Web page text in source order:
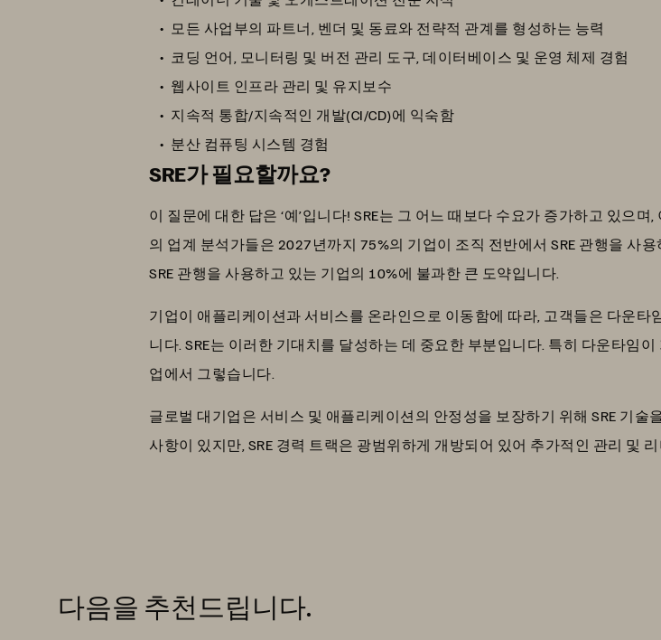
모든 사업부의 파트너, 벤더 및 동료와 전략적 관계를 형성하는 능력
코딩 언어, 모니터링 및 버전 관리 도구, 데이터베이스 및 운영 체제 경험
웹사이트 인프라 관리 및 유지보수
지속적 통합/지속적인 개발(CI/CD)에 익숙함
분산 컴퓨팅 시스템 경험
SRE가 필요할까요?
이 질문에 대한 답은 ‘예’입니다! SRE는 그 어느 때보다 수요가 증가하고 있으
의 업계 분석가들은 2027년까지 75%의 기업이 조직 전반에서 SRE 관행을 사
SRE 관행을 사용하고 있는 기업의 10%에 불과한 큰 도약입니다.
기업이 애플리케이션과 서비스를 온라인으로 이동함에 따라, 고객들은 다운
니다. SRE는 이러한 기대치를 달성하는 데 중요한 부분입니다. 특히 다운타임
업에서 그렇습니다.
글로벌 대기업은 서비스 및 애플리케이션의 안정성을 보장하기 위해 SRE 기
사항이 있지만, SRE 경력 트랙은 광범위하게 개방되어 있어 추가적인 관리 및
다음을 추천드립니다.